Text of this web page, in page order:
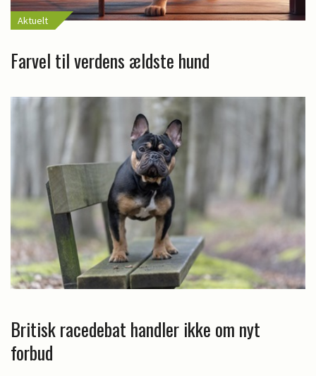
Aktuelt
Farvel til verdens ældste hund
Britisk racedebat handler ikke om nyt
forbud